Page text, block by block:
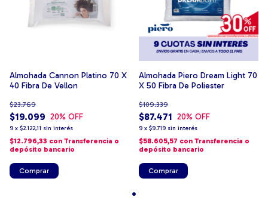
Almohada Cannon Platino 70 X
40 Fibra De Vellon
$19.099
$23.769
20% OFF
9 x $2.122,11 sin interés
$12.796,33 con Transferencia o
depósito bancario
Almohada Piero Dream Light 70
X 50 Fibra De Poliester
$87.471
$109.339
20% OFF
9 x $9.719 sin interés
$58.605,57 con Transferencia o
depósito bancario
Comprar